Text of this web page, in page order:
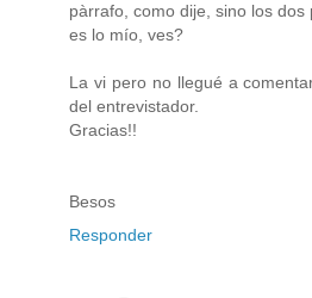
pàrrafo, como dije, sino los
es lo mío, ves?
La vi pero no llegué a
del entrevistador.
Gracias!!
Besos
Responder